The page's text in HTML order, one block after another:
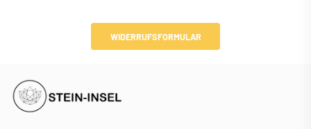
WIDERRUFSFORMULAR